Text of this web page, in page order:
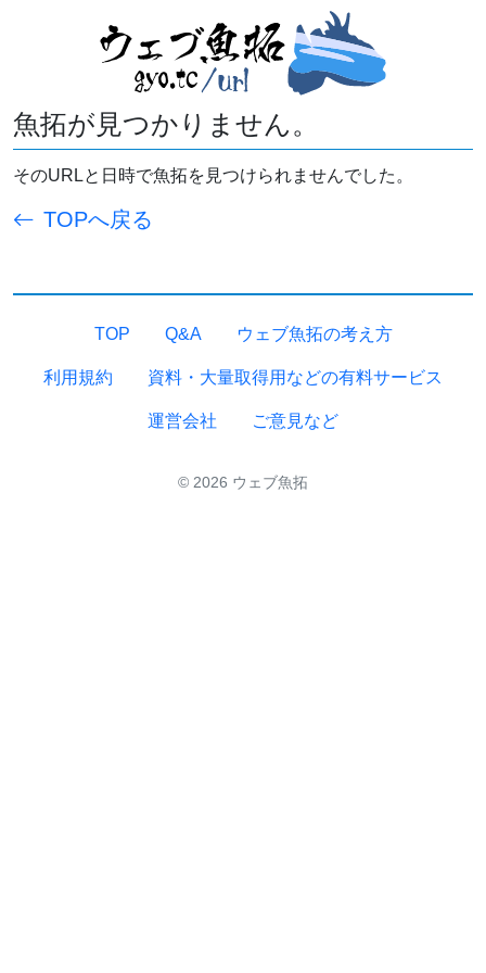
魚拓が見つかりません。
そのURLと日時で魚拓を見つけられませんでした。
TOPへ戻る
TOP Q&A ウェブ魚拓の考え方
利用規約 資料・大量取得用などの有料サービス
運営会社 ご意見など
© 2026 ウェブ魚拓